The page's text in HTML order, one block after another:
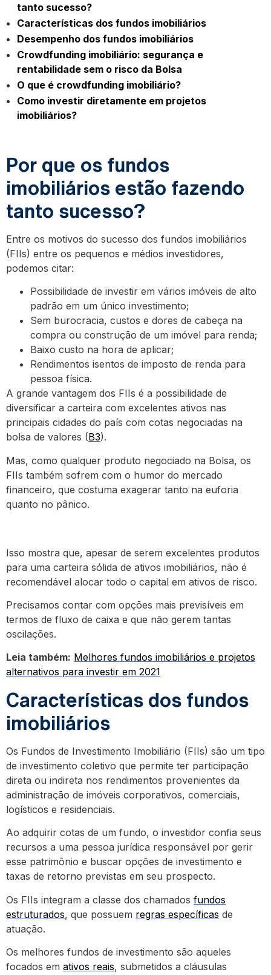
tanto sucesso?
Características dos fundos imobiliários
Desempenho dos fundos imobiliários
Crowdfunding imobiliário: segurança e
rentabilidade sem o risco da Bolsa
O que é crowdfunding imobiliário?
Como investir diretamente em projetos
imobiliários?
Por que os fundos
imobiliários estão fazendo
tanto sucesso?
Entre os motivos do sucesso dos fundos imobiliários
(FIIs) entre os pequenos e médios investidores,
podemos citar:
Possibilidade de investir em vários imóveis de alto
padrão em um único investimento;
Sem burocracia, custos e dores de cabeça na
compra ou construção de um imóvel para renda;
Baixo custo na hora de aplicar;
Rendimentos isentos de imposto de renda para
pessoa física.
A grande vantagem dos FIIs é a possibilidade de
diversificar a carteira com excelentes ativos nas
principais cidades do país com cotas negociadas na
bolsa de valores (B3).
Mas, como qualquer produto negociado na Bolsa, os
FIIs também sofrem com o humor do mercado
financeiro, que costuma exagerar tanto na euforia
quanto no pânico.
Isso mostra que, apesar de serem excelentes produtos
para uma carteira sólida de ativos imobiliários, não é
recomendável alocar todo o capital em ativos de risco.
Precisamos contar com opções mais previsíveis em
termos de fluxo de caixa e que não gerem tantas
oscilações.
Leia também: Melhores fundos imobiliários e projetos
alternativos para investir em 2021
Características dos fundos
imobiliários
Os Fundos de Investimento Imobiliário (FIIs) são um tipo
de investimento coletivo que permite ter participação
direta ou indireta nos rendimentos provenientes da
administração de imóveis corporativos, comerciais,
logísticos e residenciais.
Ao adquirir cotas de um fundo, o investidor confia seus
recursos a uma pessoa jurídica responsável por gerir
esse patrimônio e buscar opções de investimento e
taxas de retorno previstas em seu prospecto.
Os FIIs integram a classe dos chamados fundos
estruturados, que possuem regras específicas de
atuação.
Os melhores fundos de investimento são aqueles
focados em ativos reais, submetidos a cláusulas